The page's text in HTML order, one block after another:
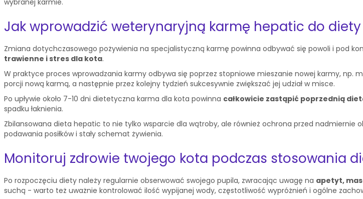
wybranej karmie.
Jak wprowadzić weterynaryjną karmę hepatic do
Zmiana dotychczasowego pożywienia na specjalistyczną karmę powinna odbywać się powoli i pod
trawienne i stres dla kota.
W praktyce proces wprowadzania karmy odbywa się poprzez stopniowe mieszanie nowej karmy, np.
porcji nową karmą, a następnie przez kolejny tydzień sukcesywnie zwiększać jej udział w misce.
Po upływie około 7-10 dni dietetyczna karma dla kota powinna całkowicie zastąpić poprzednią
spadku łaknienia.
Zbilansowana dieta hepatic to nie tylko wsparcie dla wątroby, ale również ochrona przed nadmiernie
podawania posiłków i stały schemat żywienia.
Monitoruj zdrowie twojego kota podczas stosowania
Po rozpoczęciu diety należy regularnie obserwować swojego pupila, zwracając uwagę na apetyt,
suchą - warto też uważnie kontrolować ilość wypijanej wody, częstotliwość wypróżnień i ogólne